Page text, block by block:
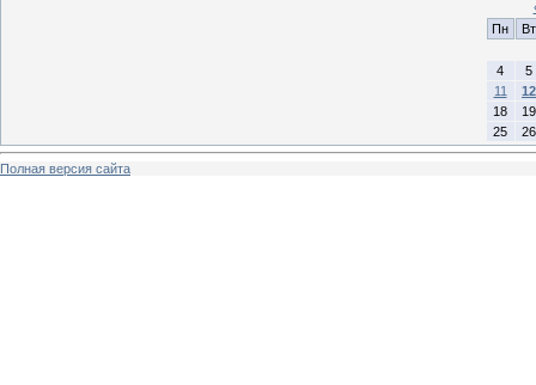
Пн
Вт
4
5
11
12
18
19
25
26
Полная версия сайта